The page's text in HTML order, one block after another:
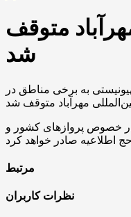
متوقف
شد
به برخی مناطق در
خصوص پروازهای کشور و
مرتبط
نظرات کاربران